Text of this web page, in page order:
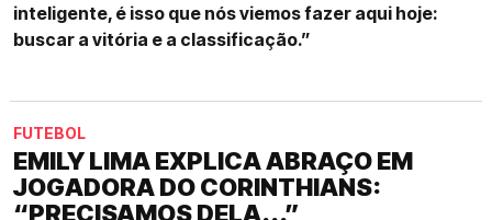
inteligente, é isso que nós viemos fazer aqui hoje:
buscar a vitória e a classificação.”
FUTEBOL
EMILY LIMA EXPLICA ABRAÇO EM
JOGADORA DO CORINTHIANS:
“PRECISAMOS DELA...”